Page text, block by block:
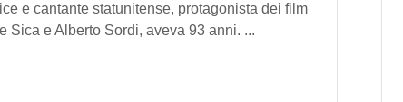
e cantante statunitense, protagonista dei film
Sica e Alberto Sordi, aveva 93 anni. ...